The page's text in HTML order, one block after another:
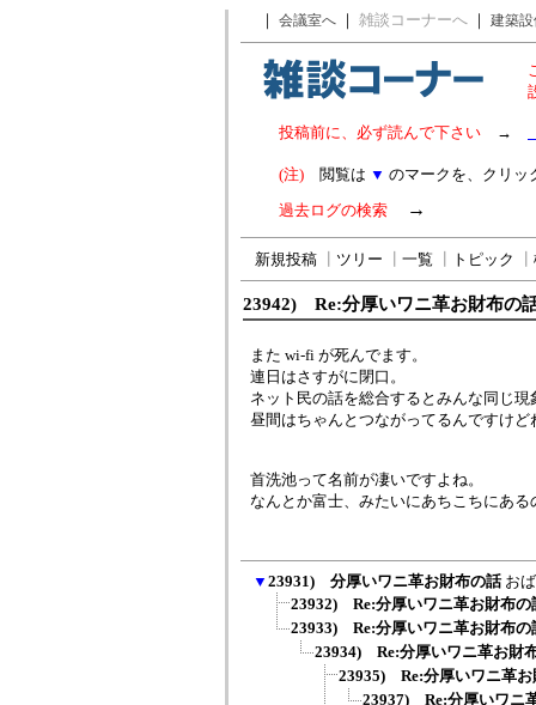
｜ 会議室へ ｜ 雑談コーナーへ ｜ 建築
投稿前に、必ず読んで下さい →
(注) 閲覧は ▼ のマークを、クリッ
過去ログの検索 →
新規投稿 ツリー 一覧 トピック
23942) Re:分厚いワニ革お財布の
また wi-fi が死んでます。
連日はさすがに閉口。
ネット民の話を総合するとみんな同じ現
昼間はちゃんとつながってるんですけど
首洗池って名前が凄いですよね。
なんとか富士、みたいにあちこちにあ
▼ 23931) 分厚いワニ革お財布の話 お
23932) Re:分厚いワニ革お財布の
23933) Re:分厚いワニ革お財布の
23934) Re:分厚いワニ革お財
23935) Re:分厚いワニ革お
23937) Re:分厚いワニ